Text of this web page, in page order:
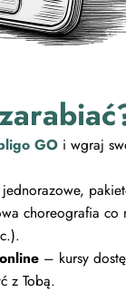
GO i wgraj
choreografia co
– kursy
z Tobą.